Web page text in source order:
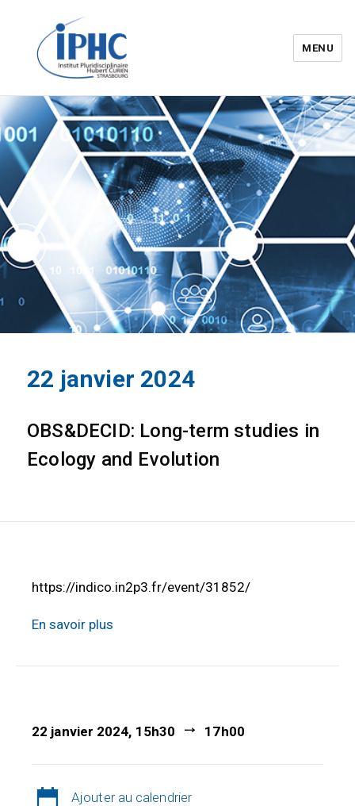
Institut pluridisciplinaire Hubert
Curien – IPHC
MENU
22 janvier 2024
OBS&DECID: Long-term studies in
Ecology and Evolution
https://indico.in2p3.fr/event/31852/
En savoir plus
22 janvier 2024, 15h30 17h00
Ajouter au calendrier